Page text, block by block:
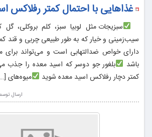
غذاهایی با احتمال کمتر رفلاکس
سبزیجات مثل لوبیا سبز، کلم بروکلی، گل
سیب‌زمینی و خیار که به طور طبیعی چربی و قند
دارای خواص ضدالتهابی است و می‌تواند برای
باشد
بلغور جو دوسر که اسید معده را جذب
کمتر دچار رفلاکس اسید معده شوید
میوه‌های
ارسال